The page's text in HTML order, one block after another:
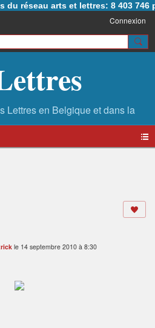
réseau arts et lettres: 8 403 746
Connexion
le 14 septembre 2010 à 8:30